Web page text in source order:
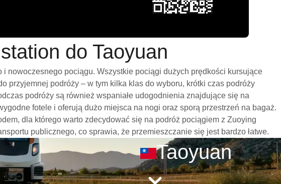
do Taoyuan
nowoczesnego pociągu. Wszystkie pociągi dużych prędkości kursujące
przyjemnej podróży – w tym kilka klas do wyboru, krótki czas podróży
podróży są również wspaniałe udogodnienia znajdujące się na
fotele i oferują dużo miejsca na nogi oraz sporą przestrzeń na bagaż.
dla którego warto zdecydować się na podróż pociągiem z Zuoying
publicznego, co sprawia, że przemieszczanie się jest bardzo łatwe.
Taoyuan